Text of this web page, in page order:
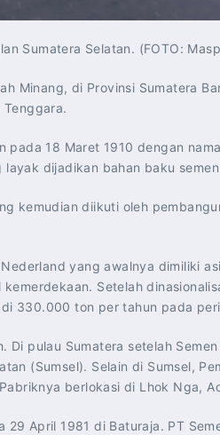
Sumatera Selatan. (FOTO:
Minang, di Provinsi Sumatera
18 Maret 1910 dengan
dijadikan bahan baku
kemudian diikuti oleh
yang awalnya dimiliki
Setelah
330.000 ton per tahun pada
pulau Sumatera setelah
(Sumsel). Selain di Sumsel,
berlokasi di Lhok Nga,
April 1981 di Baturaja. PT